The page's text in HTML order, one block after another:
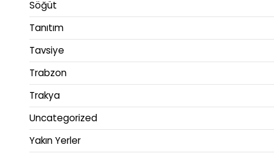
Söğüt
Tanıtım
Tavsiye
Trabzon
Trakya
Uncategorized
Yakın Yerler